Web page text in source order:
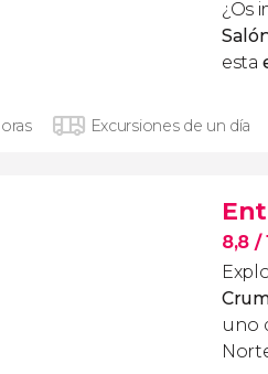
¿Os
esta
Excursiones de un día
8,8 /
uno